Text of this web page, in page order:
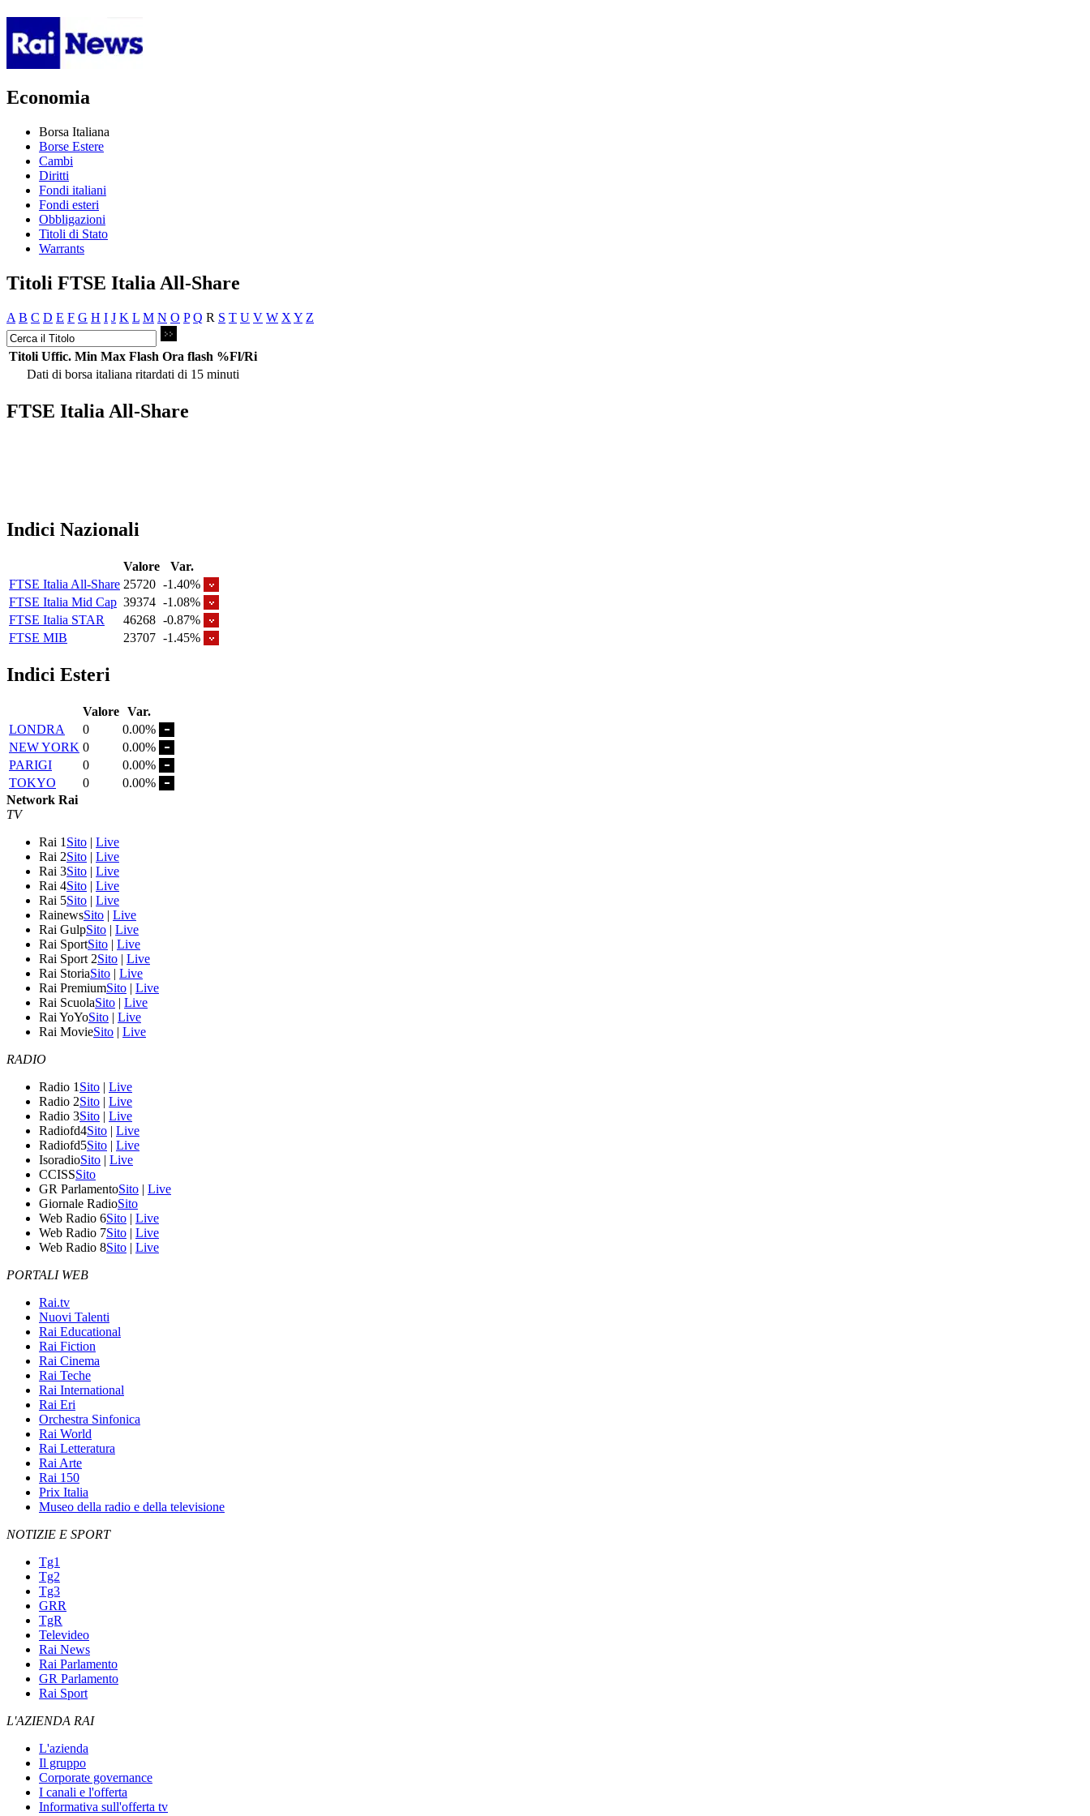
Economia
Borsa Italiana
Borse Estere
Cambi
Diritti
Fondi italiani
Fondi esteri
Obbligazioni
Titoli di Stato
Warrants
Titoli FTSE Italia All-Share
A B C D E F G H I J K L M N O P Q R S T U V W X Y Z
Titoli Uffic. Min Max Flash Ora flash %Fl/Ri
Dati di borsa italiana ritardati di 15 minuti
FTSE Italia All-Share
Indici Nazionali
Valore
Var.
FTSE Italia All-Share 25720 -1.40%
FTSE Italia Mid Cap 39374 -1.08%
FTSE Italia STAR
46268 -0.87%
FTSE MIB
23707 -1.45%
Indici Esteri
Valore Var.
LONDRA
0
0.00%
NEW YORK 0
0.00%
PARIGI
0
0.00%
TOKYO
0
0.00%
Network Rai
TV
Rai 1 Sito | Live
Rai 2Sito | Live
Rai 3Sito | Live
Rai 4Sito | Live
Rai 5Sito | Live
RainewsSito | Live
Rai GulpSito | Live
Rai SportSito | Live
Rai Sport 2Sito | Live
Rai StoriaSito | Live
Rai PremiumSito | Live
Rai ScuolaSito | Live
Rai YoYoSito | Live
Rai MovieSito | Live
RADIO
Radio 1 Sito | Live
Radio 2Sito | Live
Radio 3Sito | Live
Radiofd4Sito | Live
Radiofd5Sito | Live
IsoradioSito | Live
CCISSSito
GR ParlamentoSito | Live
Giornale RadioSito
Web Radio 6Sito | Live
Web Radio 7Sito | Live
Web Radio 8Sito | Live
PORTALI WEB
Rai.tv
Nuovi Talenti
Rai Educational
Rai Fiction
Rai Cinema
Rai Teche
Rai International
Rai Eri
Orchestra Sinfonica
Rai World
Rai Letteratura
Rai Arte
Rai 150
Prix Italia
Museo della radio e della televisione
NOTIZIE E SPORT
Tg1
Tg2
Tg3
GRR
TgR
Televideo
Rai News
Rai Parlamento
GR Parlamento
Rai Sport
L'AZIENDA RAI
L'azienda
Il gruppo
Corporate governance
I canali e l'offerta
Informativa sull'offerta tv